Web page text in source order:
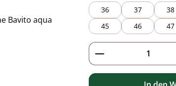
36 37 38
45
46 47
Produkt